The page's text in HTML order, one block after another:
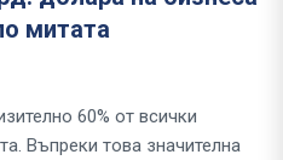
митата
60% от всички
Въпреки това значителна